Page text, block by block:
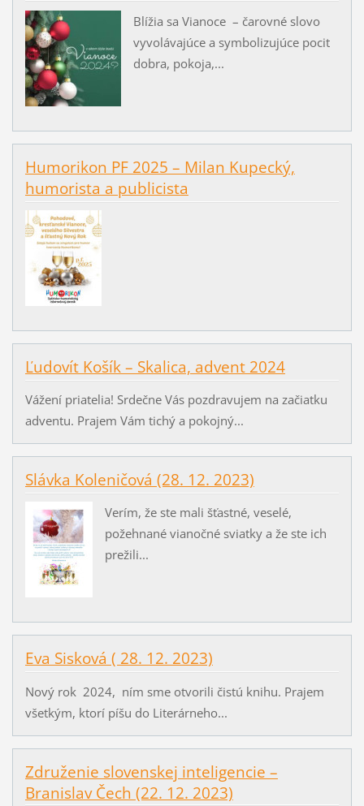
Blížia sa Vianoce – čarovné slovo
vyvolávajúce a symbolizujúce pocit
dobra, pokoja,...
Humorikon PF 2025 – Milan Kupecký,
humorista a publicista
Ľudovít Košík – Skalica, advent 2024
Vážení priatelia! Srdečne Vás pozdravujem na začiatku
adventu. Prajem Vám tichý a pokojný...
Slávka Koleničová (28. 12. 2023)
Verím, že ste mali šťastné, veselé,
požehnané vianočné sviatky a že ste ich
prežili...
Eva Sisková ( 28. 12. 2023)
Nový rok 2024, ním sme otvorili čistú knihu. Prajem
všetkým, ktorí píšu do Literárneho...
Združenie slovenskej inteligencie –
Branislav Čech (22. 12. 2023)